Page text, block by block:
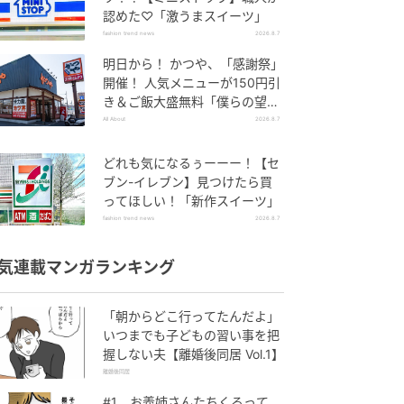
認めた♡「激うまスイーツ」
fashion trend news 2026.8.7
明日から！ かつや、「感謝祭」
開催！ 人気メニューが150円引
き＆ご飯大盛無料「僕らの望ん
だ感謝祭だ」
All About 2026.8.7
どれも気になるぅーーー！【セ
ブン-イレブン】見つけたら買
ってほしい！「新作スイーツ」
fashion trend news 2026.8.7
連載マンガランキング
「朝からどこ行ってたんだよ」
いつまでも子どもの習い事を把
握しない夫【離婚後同居 Vol.1】
離婚後同居